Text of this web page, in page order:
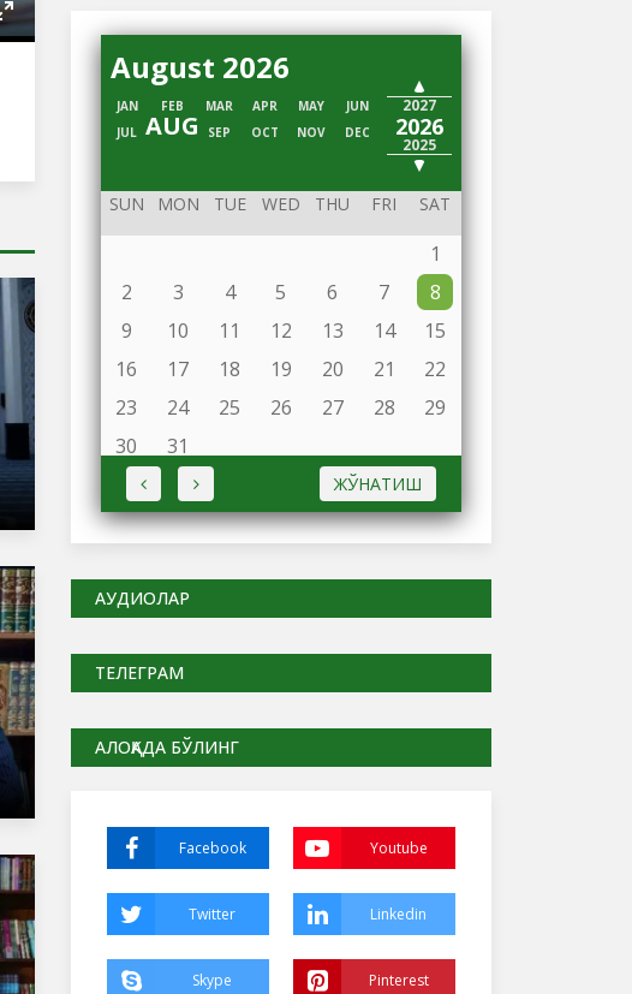
Enter
August 2026
2028
2027
2026
2025
2024
JAN FEB MAR APR MAY
JUN
JUL AUG SEP OCT NOV DEC
SUN MON TUE WED THU FRI SAT
1
2
3 4 5 6 7
8
9
10 11 12 13 14
15
16
17 18 19 20 21
22
23
24 25 26 27 28
29
30
31
ЖЎНАТИШ
АУДИОЛАР
ТЕЛЕГРАМ
АЛОҚАДА БЎЛИНГ
Facebook Youtube
Twitter Linkedin
Skype Pinterest